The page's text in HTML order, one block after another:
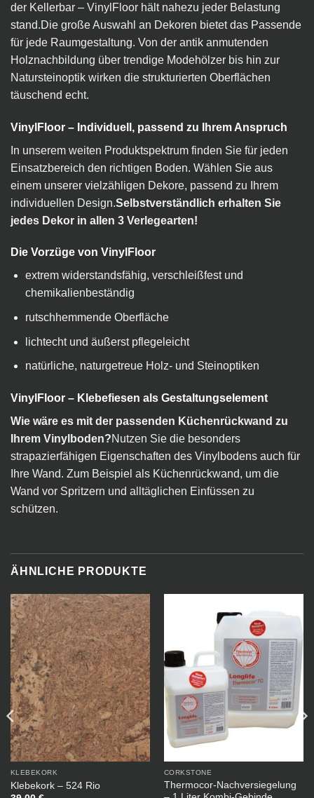
der Kellerbar – VinylFloor hält nahezu jeder Belastung
stand.Die große Auswahl an Dekoren bietet das Passende
für jede Raumgestaltung. Von der antik anmutenden
Holznachbildung über trendige Modehölzer bis hin zur
Natursteinoptik wirken die strukturierten Oberflächen
täuschend echt.
VinylFloor – Individuell, passend zu Ihrem Anspruch
In unserem weiten Produktspektrum finden Sie für jeden
Einsatzbereich den richtigen Boden. Wählen Sie aus
einem unserer vielzähligen Dekore, passend zu Ihrem
individuellen Design.Selbstverständlich erhalten Sie
jedes Dekor in allen 3 Verlegearten!
Die Vorzüge von VinylFloor
extrem widerstandsfähig, verschleißfest und
chemikalienbeständig
rutschhemmende Oberfläche
lichtecht und äußerst pflegeleicht
natürliche, naturgetreue Holz- und Steinoptiken
VinylFloor – Klebefiesen als Gestaltungselement
Wie wäre es mit der passenden Küchenrückwand zu
Ihrem Vinylboden?Nutzen Sie die besonders
strapazierfähigen Eigenschaften des Vinylbodens auch für
Ihre Wand. Zum Beispiel als Küchenrückwand, um die
Wand vor Spritzern und alltäglichen Einfüssen zu
schützen.
ÄHNLICHE PRODUKTE
KLEBEKORK
Klebekork – 524 Rio
CORKSTONE
Thermocor-Nachversiegelung